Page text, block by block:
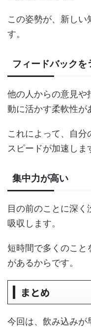
この姿勢が、新しい
す。
フィードバックを
他の人からの意見や
動に活かす柔軟性が
これによって、自
スピードが加速しま
集中力が高い
目の前のことに深く
吸収します。
短時間で多くのこと
があるからです。
まとめ
今回は、飲み込みが